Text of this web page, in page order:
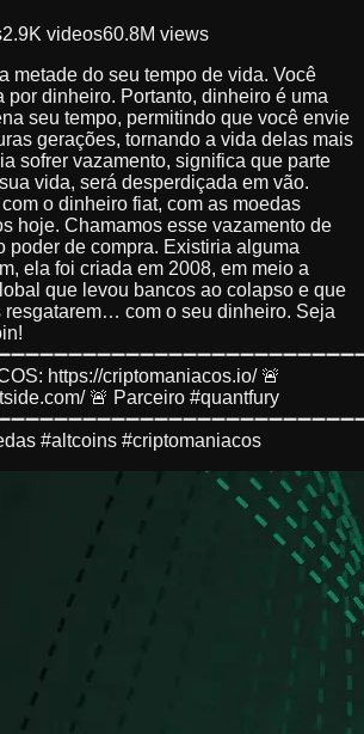
2.9K videos60.8M views
metade do seu tempo de vida. Você
por dinheiro. Portanto, dinheiro é uma
seu tempo, permitindo que você envie
gerações, tornando a vida delas mais
sofrer vazamento, significa que parte
vida, será desperdiçada em vão.
o dinheiro fiat, com as moedas
hoje. Chamamos esse vazamento de
poder de compra. Existiria alguma
ela foi criada em 2008, em meio a
que levou bancos ao colapso e que
resgatarem… com o seu dinheiro. Seja
https://criptomaniacos.io/ 🚨
🚨 Parceiro #quantfury
#altcoins #criptomaniacos